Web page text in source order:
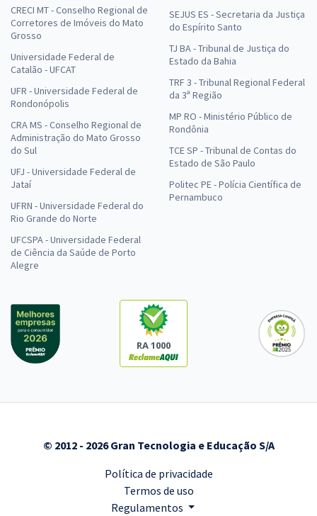
CRECI MT - Conselho Regional de
Corretores de Imóveis do Mato
Grosso
Universidade Federal de
Catalão - UFCAT
UFR - Universidade Federal de
Rondonópolis
CRA MS - Conselho Regional de
Administração do Mato Grosso
do Sul
UFJ - Universidade Federal de
Jataí
UFRN - Universidade Federal do
Rio Grande do Norte
UFCSPA - Universidade Federal
de Ciência da Saúde de Porto
Alegre
SEJUS ES - Secretaria da Justiça
do Espírito Santo
TJ BA - Tribunal de Justiça do
Estado da Bahia
TRF 3 - Tribunal Regional Federal
da 3ª Região
MP RO - Ministério Público de
Rondônia
TCE SP - Tribunal de Contas do
Estado de São Paulo
Politec PE - Polícia Científica de
Pernambuco
RA 1000
© 2012 - 2026 Gran Tecnologia e Educação S/A
Política de privacidade
Termos de uso
Regulamentos